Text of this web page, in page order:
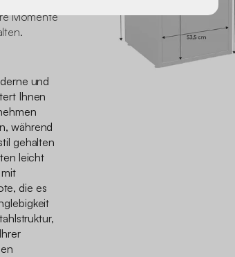
Momente
und
Ihnen
während
gehalten
leicht
die es